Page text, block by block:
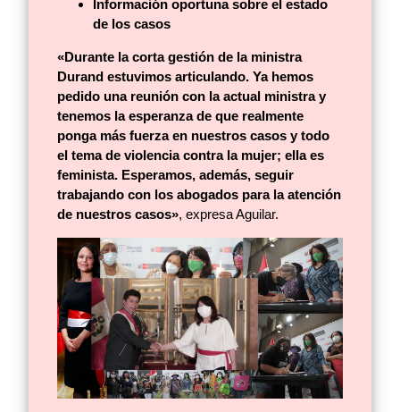
Información oportuna sobre el estado
de los casos
«Durante la corta gestión de la ministra
Durand estuvimos articulando. Ya hemos
pedido una reunión con la actual ministra y
tenemos la esperanza de que realmente
ponga más fuerza en nuestros casos y todo
el tema de violencia contra la mujer; ella es
feminista. Esperamos, además, seguir
trabajando con los abogados para la atención
de nuestros casos», expresa Aguilar.